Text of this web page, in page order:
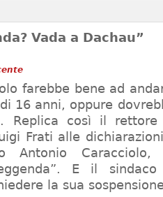
Vada a Dachau”
farebbe bene ad
16 anni, oppure
Replica così il rettore
Frati alle
Antonio
E il
la sua